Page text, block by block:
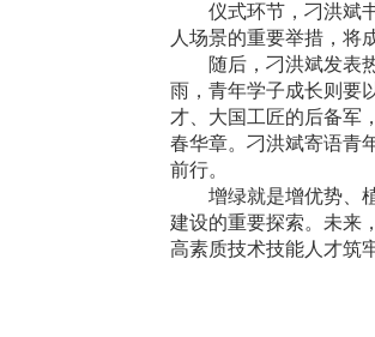
仪式环节，刁洪斌
人场景的重要举措，将
随后，刁洪斌发表
雨，青年学子成长则要
才、大国工匠的后备军
春华章。刁洪斌寄语青
前行。
增绿就是增优势、
建设的重要探索。未来
高素质技术技能人才筑